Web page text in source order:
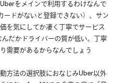
をメインで利用するわけなんで
ードがないと登録できない）、サン
を気にしてか凄く丁寧でサービス
だかドライバーの質が低い。丁寧
需要があるからなんでしょう
方法の選択肢におなじみUber以外